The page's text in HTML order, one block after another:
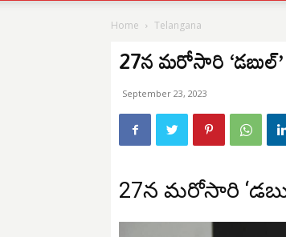
Home Telangana
27న మరోసారి
September 23, 2023
27న మరోసారి